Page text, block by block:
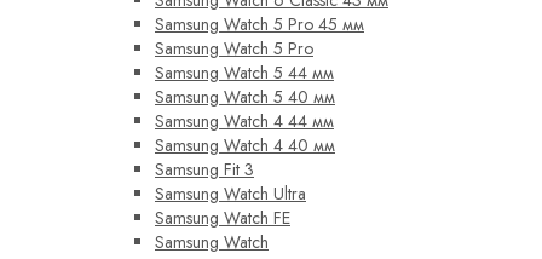
Samsung Watch 5 Pro 45 мм
Samsung Watch 5 Pro
Samsung Watch 5 44 мм
Samsung Watch 5 40 мм
Samsung Watch 4 44 мм
Samsung Watch 4 40 мм
Samsung Fit 3
Samsung Watch Ultra
Samsung Watch FE
Samsung Watch